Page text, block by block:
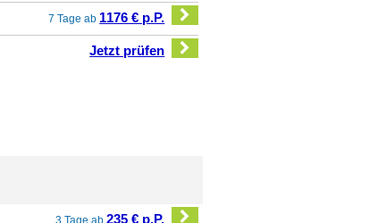
7 Tage ab 1176 € p.P.
Jetzt prüfen
3 Tage ab235 € p.P.